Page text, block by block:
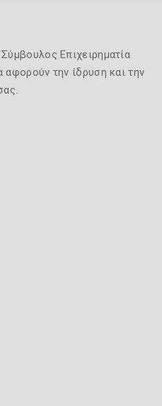
Επιχειρηματία
αφορούν την ίδρυση και την